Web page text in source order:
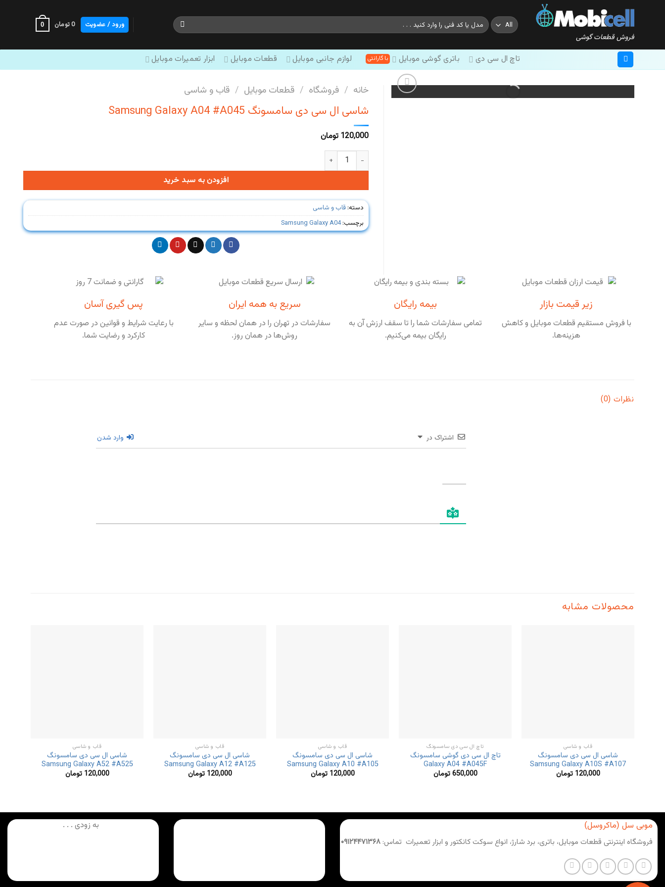
فروش قطعات گوشی
جستجو
برای:
ورود / عضویت 0تومان 0
تاچ ال سی دی باتری گوشی موبایل لوازم جانبی موبایل قطعات موبایل ابزار تعمیرات موبایل
خانه / فروشگاه / قطعات موبایل / قاب و شاسی
شاسی ال سی دی سامسونگ Samsung Galaxy A04 #A045
120,000 تومان
شاسی ال سی دی سامسونگ Samsung Galaxy A04 #A045 عدد
افزودن به سبد خرید
دسته: قاب و شاسی
برچسب:Samsung Galaxy A04
زیر قیمت بازار
با فروش مستقیم قطعات موبایل و کاهش
هزینه‌ها.
بیمه رایگان
تمامی سفارشات شما را تا سقف ارزش آن به
رایگان بیمه می‌کنیم.
سریع به همه ایران
سفارشات در تهران را در همان لحظه و سایر
روش‌ها در همان روز.
پس گیری آسان
با رعایت شرایط و قوانین در صورت عدم
کارکرد و رضایت شما.
نظرات (0)
اشتراک در وارد شدن
محصولات مشابه
قاب و شاسی
شاسی ال سی دی سامسونگ
Samsung Galaxy A10S #A107
120,000 تومان
تاچ ال سی دی سامسونگ
تاچ ال سی دی گوشی سامسونگ
Galaxy A04 #A045F
650,000تومان
قاب و شاسی
شاسی ال سی دی سامسونگ
Samsung Galaxy A10 #A105
120,000 تومان
قاب و شاسی
شاسی ال سی دی سامسونگ
Samsung Galaxy A12 #A125
120,000 تومان
قاب و شاسی
شاسی ال سی دی سامسونگ
Samsung Galaxy A52 #A525
120,000 تومان
موبی سل (ماکروسل)
فروشگاه اینترنتی قطعات موبایل، باتری، برد شارژ، انواع سوکت کانکتور و ابزار تعمیرات تماس: ۰۹۱۲۴۴۷۱۳۶۸
به زودی . . .